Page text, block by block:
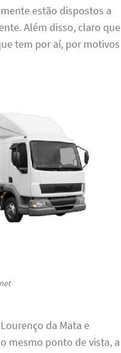
estão dispostos a
Além disso, claro que
tem por aí, por motivos
da Mata e
mesmo ponto de vista, a